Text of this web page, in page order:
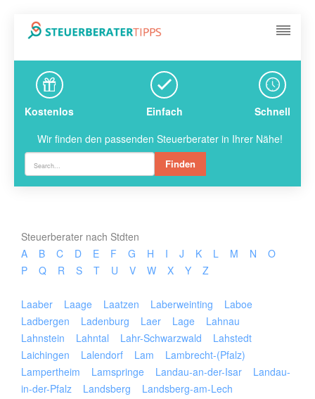
Kostenlos Einfach
Schnell
Wir finden den passenden Steuerberater in Ihrer Nähe!
Finden
Steuerberater nach Stdten
A
B C D E F G H I J K L M N
O
P
Q R S T U V W X Y Z
Laaber Laage Laatzen Laberweinting
Laboe
Ladbergen
Ladenburg Laer Lage
Lahnau
Lahnstein
Lahntal Lahr-Schwarzwald
Lahstedt
Laichingen
Lalendorf Lam
Lambrecht-(Pfalz)
Lampertheim
Lamspringe Landau-an-der-Isar
Landau-
in-der-Pfalz
Landsberg
Landsberg-am-Lech